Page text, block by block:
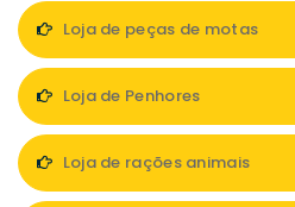
Loja de peças de motas
Loja de Penhores
Loja de rações animais